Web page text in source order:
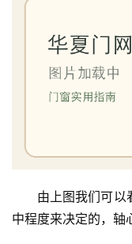
由上图我们可以
中程度来决定的，轴